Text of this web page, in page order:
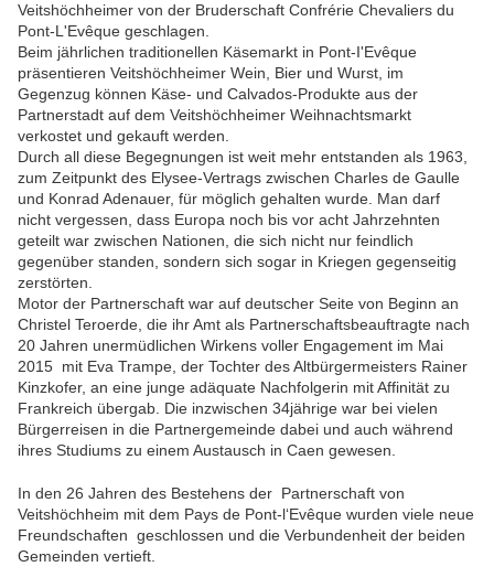
Veitshöchheimer von der Bruderschaft Confrérie Chevaliers du
Pont-L'Evêque geschlagen.
Beim jährlichen traditionellen Käsemarkt in Pont-I'Evêque
präsentieren Veitshöchheimer Wein, Bier und Wurst, im
Gegenzug können Käse- und Calvados-Produkte aus der
Partnerstadt auf dem Veitshöchheimer Weihnachtsmarkt
verkostet und gekauft werden.
Durch all diese Begegnungen ist weit mehr entstanden als 1963,
zum Zeitpunkt des Elysee-Vertrags zwischen Charles de Gaulle
und Konrad Adenauer, für möglich gehalten wurde. Man darf
nicht vergessen, dass Europa noch bis vor acht Jahrzehnten
geteilt war zwischen Nationen, die sich nicht nur feindlich
gegenüber standen, sondern sich sogar in Kriegen gegenseitig
zerstörten.
Motor der Partnerschaft war auf deutscher Seite von Beginn an
Christel Teroerde, die ihr Amt als Partnerschaftsbeauftragte nach
20 Jahren unermüdlichen Wirkens voller Engagement im Mai
2015 mit Eva Trampe, der Tochter des Altbürgermeisters Rainer
Kinzkofer, an eine junge adäquate Nachfolgerin mit Affinität zu
Frankreich übergab. Die inzwischen 34jährige war bei vielen
Bürgerreisen in die Partnergemeinde dabei und auch während
ihres Studiums zu einem Austausch in Caen gewesen.
In den 26 Jahren des Bestehens der Partnerschaft von
Veitshöchheim mit dem Pays de Pont-l‘Evêque wurden viele neue
Freundschaften geschlossen und die Verbundenheit der beiden
Gemeinden vertieft.